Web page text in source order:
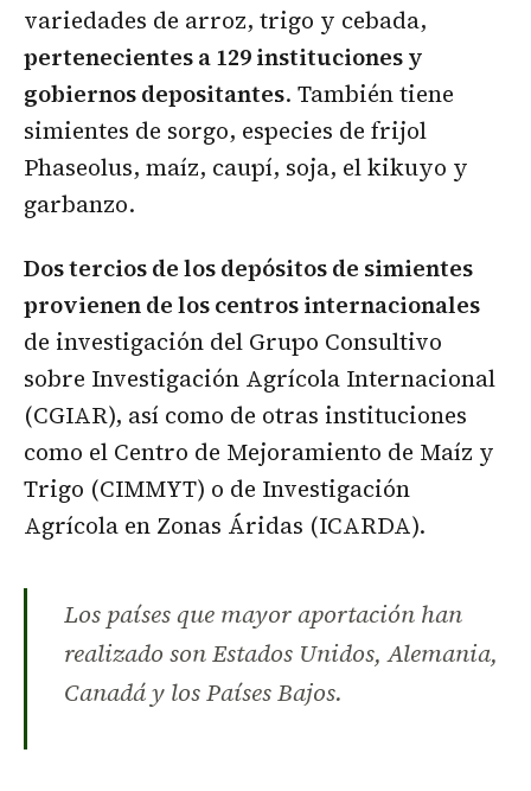
variedades de arroz, trigo y cebada,
pertenecientes a 129 instituciones y
gobiernos depositantes. También tiene
simientes de sorgo, especies de frijol
Phaseolus, maíz, caupí, soja, el kikuyo y
garbanzo.
Dos tercios de los depósitos de simientes
provienen de los centros internacionales
de investigación del Grupo Consultivo
sobre Investigación Agrícola Internacional
(CGIAR), así como de otras instituciones
como el Centro de Mejoramiento de Maíz y
Trigo (CIMMYT) o de Investigación
Agrícola en Zonas Áridas (ICARDA).
Los países que mayor aportación han
realizado son Estados Unidos, Alemania,
Canadá y los Países Bajos.